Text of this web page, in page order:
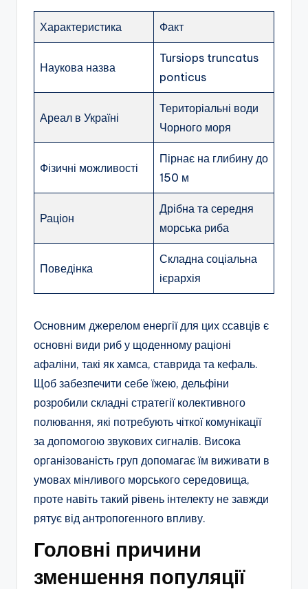
Характеристика Факт
Наукова назва
Tursiops truncatus
ponticus
Ареал в Україні
Територіальні води
Чорного моря
Фізичні можливості
Пірнає на глибину до
150 м
Раціон
Дрібна та середня
морська риба
Поведінка
Складна соціальна
ієрархія
Основним джерелом енергії для цих ссавців є
основні види риб у щоденному раціоні
афаліни, такі як хамса, ставрида та кефаль.
Щоб забезпечити себе їжею, дельфіни
розробили складні стратегії колективного
полювання, які потребують чіткої комунікації
за допомогою звукових сигналів. Висока
організованість груп допомагає їм виживати в
умовах мінливого морського середовища,
проте навіть такий рівень інтелекту не завжди
рятує від антропогенного впливу.
Головні причини
зменшення популяції